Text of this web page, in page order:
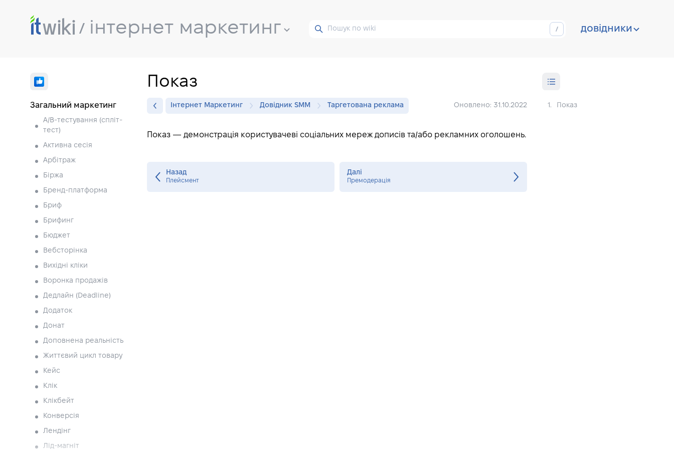
інтернет маркетинг довідники
Загальний маркетинг
A/B-тестування (спліт-
тест)
Активна сесія
Арбітраж
Біржа
Бренд-платформа
Бриф
Брифинг
Бюджет
Вебсторінка
Вихідні кліки
Воронка продажів
Дедлайн (Deadline)
Додаток
Донат
Доповнена реальність
Життєвий цикл товару
Кейс
Клік
Клікбейт
Конверсія
Лендінг
Лід-магніт
Показ
Інтернет Маркетинг Довідник SMM Таргетована реклама Оновлено: 31.10.2022
Показ — демонстрація користувачеві соціальних мереж дописів та/або рекламних оголошень.
Назад
Плейсмент
Далі
Премодерація
1. Показ